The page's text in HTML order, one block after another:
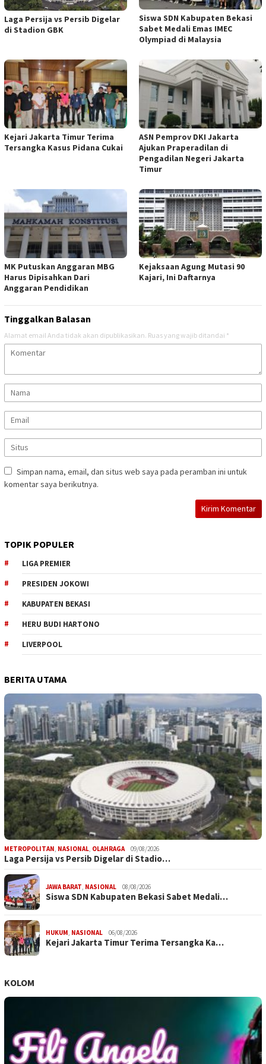
Laga Persija vs Persib Digelar
di Stadion GBK
Siswa SDN Kabupaten Bekasi
Sabet Medali Emas IMEC
Olympiad di Malaysia
Kejari Jakarta Timur Terima
Tersangka Kasus Pidana Cukai
ASN Pemprov DKI Jakarta
Ajukan Praperadilan di
Pengadilan Negeri Jakarta
Timur
MK Putuskan Anggaran MBG
Harus Dipisahkan Dari
Anggaran Pendidikan
Kejaksaan Agung Mutasi 90
Kajari, Ini Daftarnya
Tinggalkan Balasan
Alamat email Anda tidak akan dipublikasikan. Ruas yang wajib ditandai *
Simpan nama, email, dan situs web saya pada peramban ini untuk
komentar saya berikutnya.
TOPIK POPULER
LIGA PREMIER
PRESIDEN JOKOWI
KABUPATEN BEKASI
HERU BUDI HARTONO
LIVERPOOL
BERITA UTAMA
METROPOLITAN, NASIONAL, OLAHRAGA 09/08/2026
Laga Persija vs Persib Digelar di Stadio…
JAWA BARAT, NASIONAL 08/08/2026
Siswa SDN Kabupaten Bekasi Sabet Medali…
HUKUM, NASIONAL 06/08/2026
Kejari Jakarta Timur Terima Tersangka Ka…
KOLOM